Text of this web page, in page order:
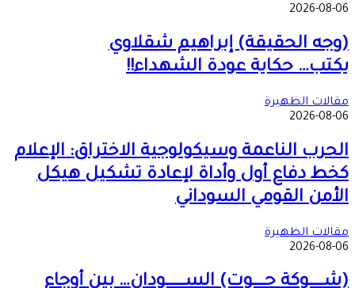
2026-08-06
(وجه الحقيقة) إبراهيم شقلاوي
يكتب… حكاية عودة الشهداء!!
مقالات الظهيرة
2026-08-06
الحرب الناعمة وسيكولوجية الاختراق: الإعلام
كخط دفاع أول وأداة لإعادة تشكيل هيكل
الأمن القومي السوداني
مقالات الظهيرة
2026-08-06
(شــــــوكة حـــــوت) الســــــــودان… بين أوجاع